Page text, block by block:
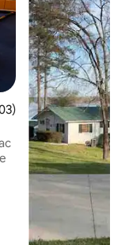
moyenne sur la